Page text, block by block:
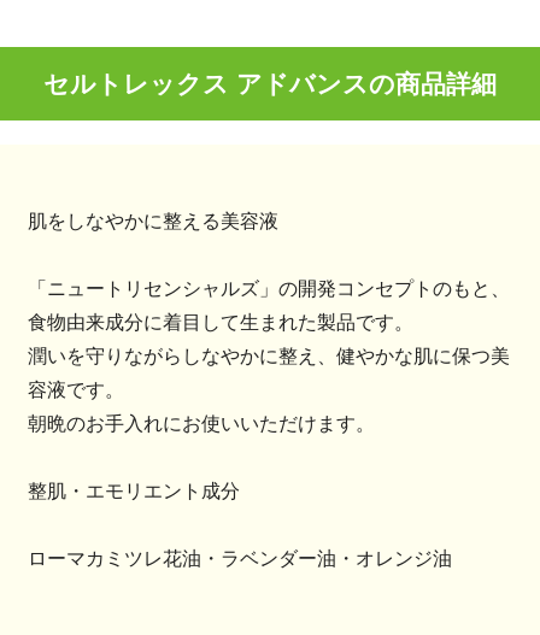
セルトレックス アドバンスの商品詳細
肌をしなやかに整える美容液
「ニュートリセンシャルズ」の開発コンセプトのもと、
食物由来成分に着目して生まれた製品です。
潤いを守りながらしなやかに整え、健やかな肌に保つ美
容液です。
朝晩のお手入れにお使いいただけます。
整肌・エモリエント成分
ローマカミツレ花油・ラベンダー油・オレンジ油